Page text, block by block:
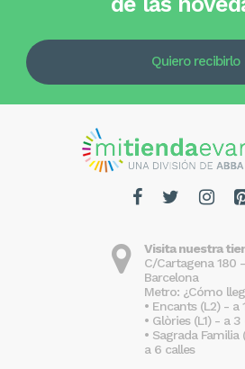
Quiero recibirlo
Visita nuestra
C/Cartagena 180
Barcelona
Metro: ¿Cómo
• Encants (L2) - a
• Glòries (L1) - a 3
• Sagrada Familia
a 6 calles